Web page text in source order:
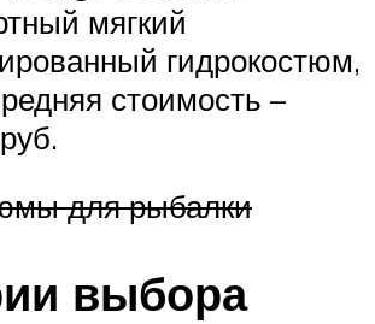
мягкий
гидрокостюм,
стоимость –
для рыбалки
выбора